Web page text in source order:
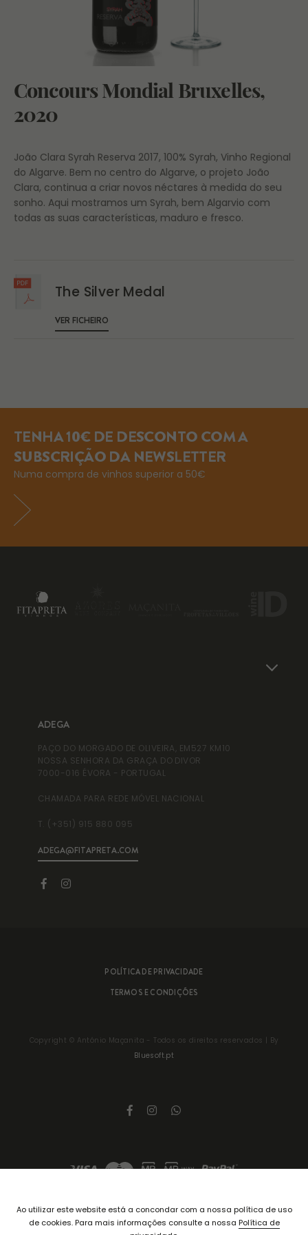
Ao utilizar este website está a concondar com a nossa política de uso
de cookies. Para mais informações consulte a nossa Política de
Concours Mondial Bruxelles,
2020
João Clara Syrah Reserva 2017, 100% Syrah, Vinho Regional
do Algarve. Bem no centro do Algarve, o projeto João
Clara, continua a criar novos néctares à medida do seu
sonho. Aqui mostramos um Syrah, bem Algarvio com
todas as suas características, maduro e fresco.
The Silver Medal
VER FICHEIRO
TENHA 10€ DE DESCONTO COM A
SUBSCRIÇÃO DA NEWSLETTER
Numa compra de vinhos superior a 50€
ADEGA
PAÇO DO MORGADO DE OLIVEIRA, EM527 KM10
NOSSA SENHORA DA GRAÇA DO DIVOR
7000-016 ÉVORA - PORTUGAL
CHAMADA PARA REDE MÓVEL NACIONAL
T. (+351) 915 880 095
ADEGA@FITAPRETA.COM
POLÍTICA DE PRIVACIDADE
TERMOS E CONDIÇÕES
Copyright © António Maçanita - Todos os direitos reservados | By
Bluesoft.pt